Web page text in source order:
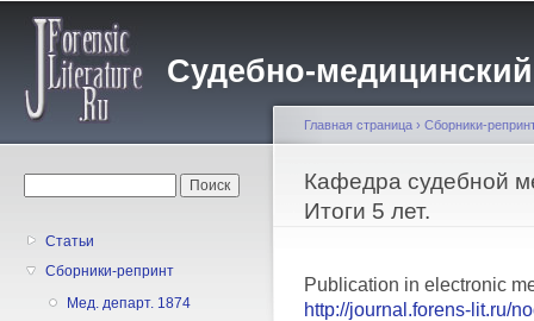
Судебно-
Статьи
Сборники-репринт
Мед. департ. 1874
Вы здесь
Главная страница › Сборники-
Кафедра судебной
Итоги 5 лет.
Publication in electronic
http://journal.forens-lit.ru/